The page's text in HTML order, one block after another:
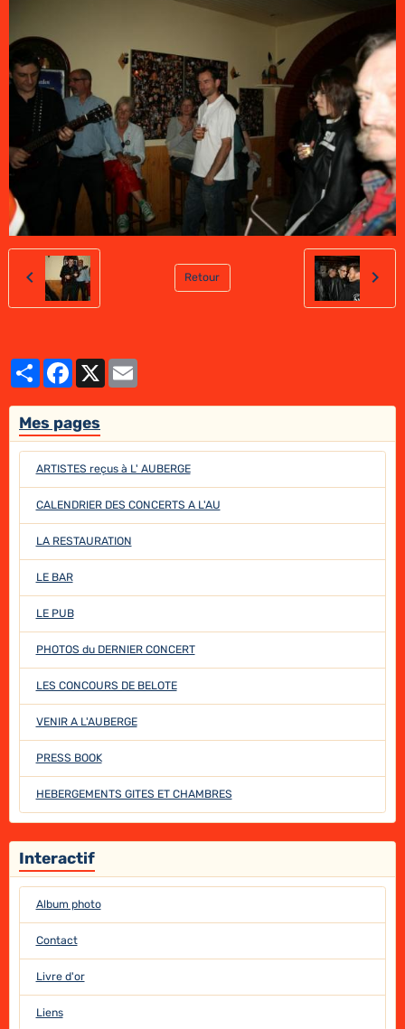
Retour
PartagerFacebook
X
Mes pages
ARTISTES reçus à L' AUBERGE
CALENDRIER DES CONCERTS A L'AU
LA RESTAURATION
LE BAR
LE PUB
PHOTOS du DERNIER CONCERT
LES CONCOURS DE BELOTE
VENIR A L'AUBERGE
PRESS BOOK
HEBERGEMENTS GITES ET CHAMBRES
Interactif
Album photo
Contact
Livre d'or
Liens